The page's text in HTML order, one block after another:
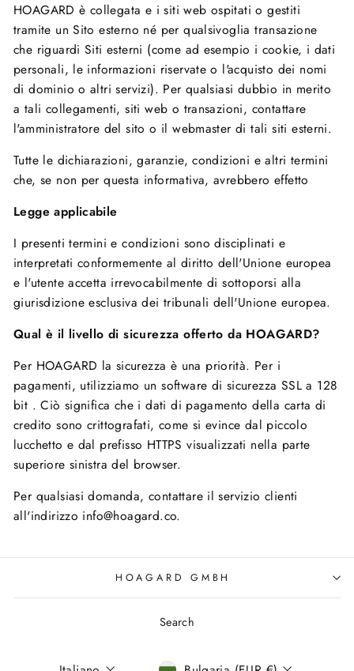
HOAGARD è collegata e i siti web ospitati o gestiti
tramite un Sito esterno né per qualsivoglia transazione
che riguardi Siti esterni (come ad esempio i cookie, i dati
personali, le informazioni riservate o l'acquisto dei nomi
di dominio o altri servizi). Per qualsiasi dubbio in merito
a tali collegamenti, siti web o transazioni, contattare
l'amministratore del sito o il webmaster di tali siti esterni.
Tutte le dichiarazioni, garanzie, condizioni e altri termini
che, se non per questa informativa, avrebbero effetto
Legge applicabile
I presenti termini e condizioni sono disciplinati e
interpretati conformemente al diritto dell'Unione europea
e l'utente accetta irrevocabilmente di sottoporsi alla
giurisdizione esclusiva dei tribunali dell'Unione europea.
Qual è il livello di sicurezza offerto da HOAGARD?
Per HOAGARD la sicurezza è una priorità. Per i
pagamenti, utilizziamo un software di sicurezza SSL a 128
bit . Ciò significa che i dati di pagamento della carta di
credito sono crittografati, come si evince dal piccolo
lucchetto e dal prefisso HTTPS visualizzati nella parte
superiore sinistra del browser.
Per qualsiasi domanda, contattare il servizio clienti
all'indirizzo info@hoagard.co.
HOAGARD GMBH
Search